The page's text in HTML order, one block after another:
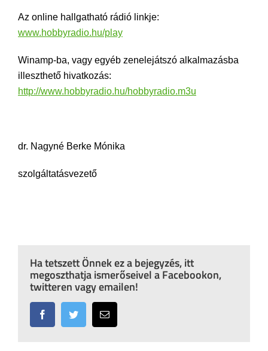
Az online hallgatható rádió linkje:
www.hobbyradio.hu/play
Winamp-ba, vagy egyéb zenelejátszó alkalmazásba
illeszthető hivatkozás:
http://www.hobbyradio.hu/hobbyradio.m3u
dr. Nagyné Berke Mónika
szolgáltatásvezető
Ha tetszett Önnek ez a bejegyzés, itt
megoszthatja ismerőseivel a Facebookon,
twitteren vagy emailen!
FacebookTwitter Email: